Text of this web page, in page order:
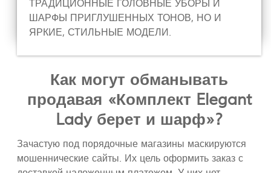
ТРАДИЦИОННЫЕ ГОЛОВНЫЕ УБОРЫ И
ШАРФЫ ПРИГЛУШЕННЫХ ТОНОВ, НО И
ЯРКИЕ, СТИЛЬНЫЕ МОДЕЛИ.
Как могут обманывать
продавая «Комплект Elegant
Lady берет и шарф»?
Зачастую под порядочные магазины маскируются
мошеннические сайты. Их цель оформить заказ с